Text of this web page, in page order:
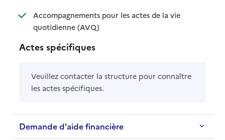
Accompagnements pour les actes de la vie
quotidienne (AVQ): disponible
: non disponible
Actes spécifiques
Veuillez contacter la structure pour connaître
les actes spécifiques.
Demande d'aide financière